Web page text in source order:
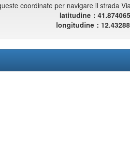
coordinate per navigare il strada
latitudine：
longitudine：